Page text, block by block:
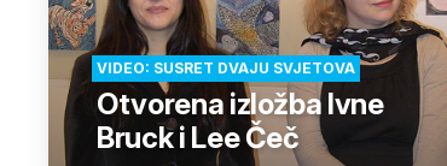
VIDEO: SUSRET DVAJU SVJETOVA
Otvorena izložba Ivne
Bruck i Lee Čeč